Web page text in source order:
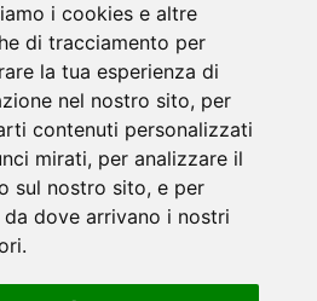
i cookies e altre
di tracciamento per
la tua esperienza di
nel nostro sito, per
contenuti personalizzati
mirati, per analizzare il
sul nostro sito, e per
dove arrivano i nostri
un albero! Leggi di più